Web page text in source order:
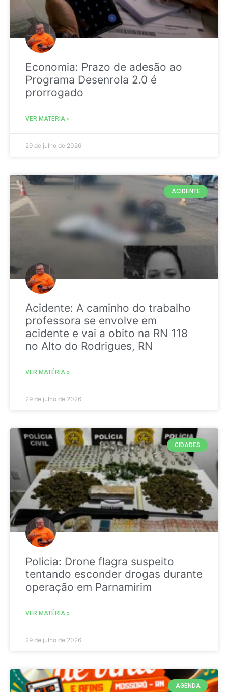
Economia: Prazo de adesão ao
Programa Desenrola 2.0 é
prorrogado
VER MATÉRIA »
29 de julho de 2026
ACIDENTE
Acidente: A caminho do trabalho
professora se envolve em
acidente e vai a obito na RN 118
no Alto do Rodrigues, RN
VER MATÉRIA »
29 de julho de 2026
CIDADES
Policia: Drone flagra suspeito
tentando esconder drogas durante
operação em Parnamirim
VER MATÉRIA »
29 de julho de 2026
AGENDA